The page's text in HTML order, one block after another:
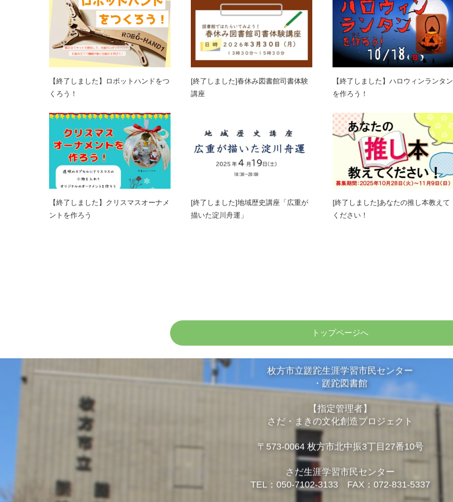
【終了しました】ロボットハンドをつ
くろう！
[終了しました]春休み図書館司書体験
講座
【終了しました】ハロウィンランタン
を作ろう！
【終了しました】クリスマスオーナメ
ントを作ろう
[終了しました]地域歴史講座「広重が
描いた淀川舟運」
[終了しました]あなたの推し本教えて
ください！
トップページへ
枚方市立蹉跎生涯学習市民センター
・蹉跎図書館
【指定管理者】
さだ・まきの文化創造プロジェクト
〒573-0064 枚方市北中振3丁目27番10号
さだ生涯学習市民センター
TEL：050-7102-3133 FAX：072-831-5337